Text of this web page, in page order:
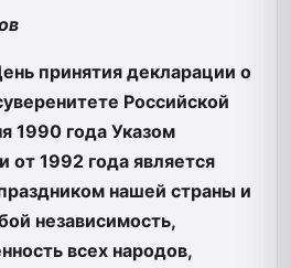
принятия декларации о
Российской
1990 года Указом
от 1992 года является
нашей страны и
независимость,
всех народов,